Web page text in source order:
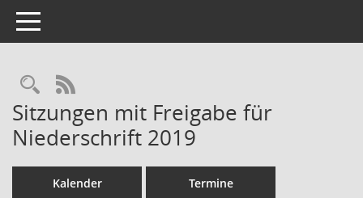
Toggle navigation
RSS-Feed
Sitzungen mit Freigabe für
Niederschrift 2019
Kalender Termine